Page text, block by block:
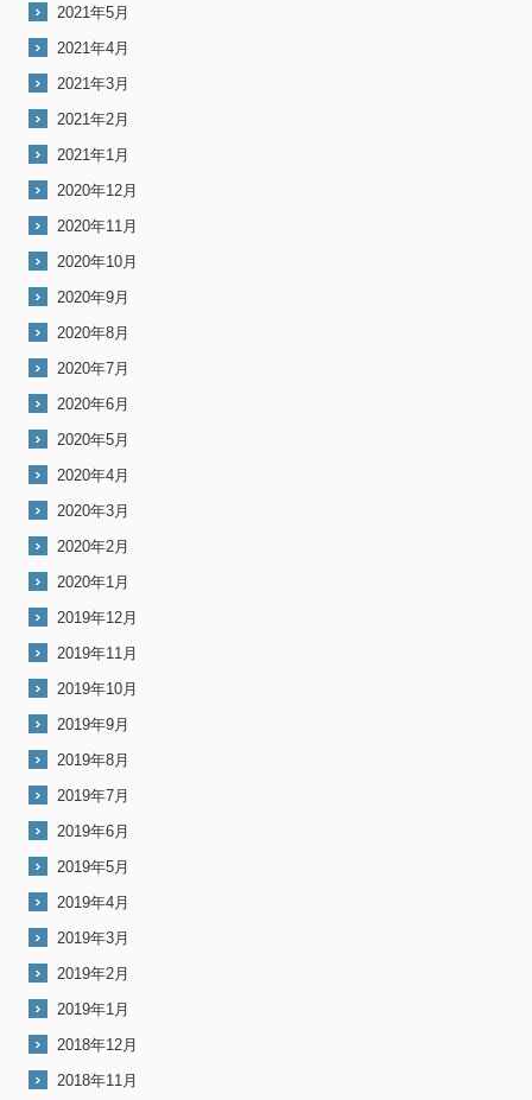
2021年5月
2021年4月
2021年3月
2021年2月
2021年1月
2020年12月
2020年11月
2020年10月
2020年9月
2020年8月
2020年7月
2020年6月
2020年5月
2020年4月
2020年3月
2020年2月
2020年1月
2019年12月
2019年11月
2019年10月
2019年9月
2019年8月
2019年7月
2019年6月
2019年5月
2019年4月
2019年3月
2019年2月
2019年1月
2018年12月
2018年11月